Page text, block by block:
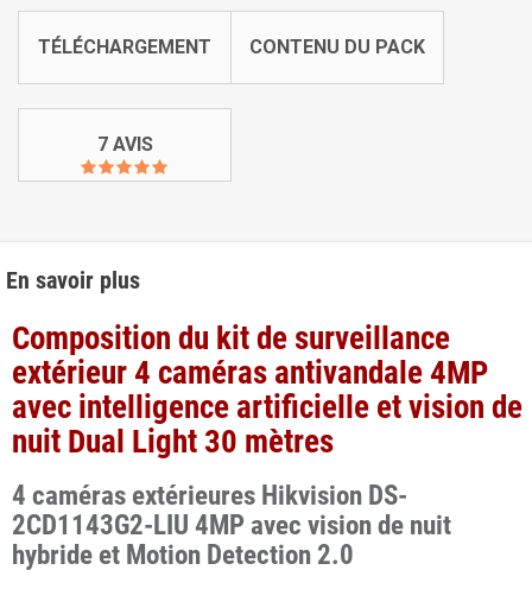
TÉLÉCHARGEMENT CONTENU DU PACK
7 AVIS
En savoir plus
Composition du kit de surveillance
extérieur 4 caméras antivandale 4MP
avec intelligence artificielle et vision de
nuit Dual Light 30 mètres
4 caméras extérieures Hikvision DS-
2CD1143G2-LIU 4MP avec vision de nuit
hybride et Motion Detection 2.0